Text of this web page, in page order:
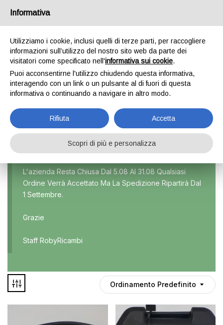
PUNTO 1^ SERIE
Home Prodotti taggati “Punto 1^ serie”
Marca
Modello
Auto usate
Culla
L'azienda Resta Chiusa Dal 5.08 Al 31.08 Qualsiasi
Ordine Verrà Accettato Ma La Spedizione Ripartirà Dal
1 Settembre.
Grazie
Staff RobyRicambi
Ordinamento Predefinito
Informativa
Utilizziamo i cookie, inclusi quelli di terze parti, per raccogliere
informazioni sull’utilizzo del nostro sito web da parte dei
visitatori come specificato nell'informativa sui cookie.
Puoi acconsentirne l'utilizzo chiudendo questa informativa,
interagendo con un link o un pulsante al di fuori di questa
informativa o continuando a navigare in altro modo.
Rifiuta Accetta
Scopri di più e personalizza